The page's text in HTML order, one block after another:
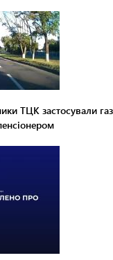
ТЦК застосували